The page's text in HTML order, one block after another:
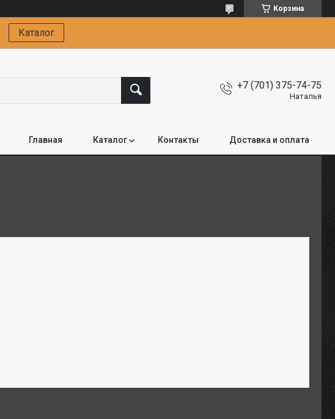
Корзина
Каталог
+7 (701) 375-74-75
Наталья
Главная Каталог Контакты Доставка и оплата